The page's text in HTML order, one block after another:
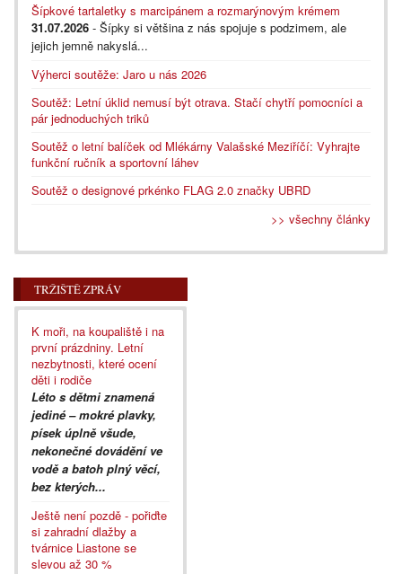
Šípkové tartaletky s marcipánem a rozmarýnovým krémem
31.07.2026 - Šípky si většina z nás spojuje s podzimem, ale
jejich jemně nakyslá...
Výherci soutěže: Jaro u nás 2026
Soutěž: Letní úklid nemusí být otrava. Stačí chytří pomocníci a
pár jednoduchých triků
Soutěž o letní balíček od Mlékárny Valašské Meziříčí: Vyhrajte
funkční ručník a sportovní láhev
Soutěž o designové prkénko FLAG 2.0 značky UBRD
>> všechny články
TRŽIŠTĚ ZPRÁV
K moři, na koupaliště i na
první prázdniny. Letní
nezbytnosti, které ocení
děti i rodiče
Léto s dětmi znamená
jediné – mokré plavky,
písek úplně všude,
nekonečné dovádění ve
vodě a batoh plný věcí,
bez kterých...
Ještě není pozdě - pořiďte
si zahradní dlažby a
tvárnice Liastone se
slevou až 30 %